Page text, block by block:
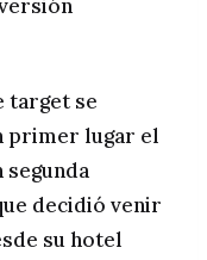
target se
primer lugar el
segunda
decidió venir
su hotel